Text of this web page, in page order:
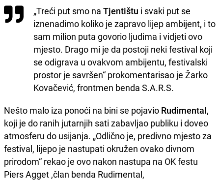
„Treći put smo na Tjentištu i svaki put se
iznenadimo koliko je zapravo lijep ambijent, i to
sam milion puta govorio ljudima i vidjeti ovo
mjesto. Drago mi je da postoji neki festival koji
se odigrava u ovakvom ambijentu, festivalski
prostor je savršen“ prokomentarisao je Žarko
Kovačević, frontmen benda S.A.R.S.
Nešto malo iza ponoći na bini se pojavio Rudimental,
koji je do ranih jutarnjih sati zabavljao publiku i doveo
atmosferu do usijanja. „Odlično je, predivno mjesto za
festival, lijepo je nastupati okružen ovako divnom
prirodom“ rekao je ovo nakon nastupa na OK festu
Piers Agget ,član benda Rudimental,